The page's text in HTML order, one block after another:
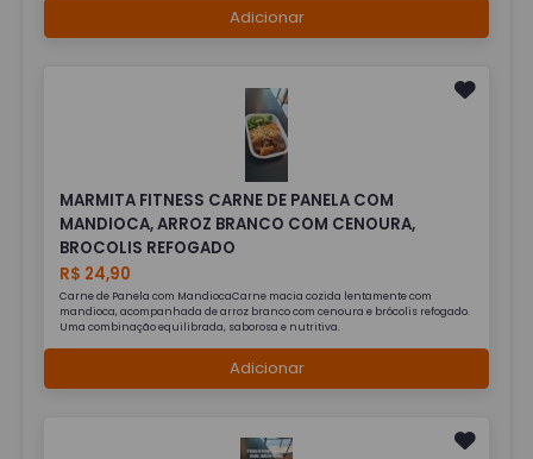
Adicionar
MARMITA FITNESS CARNE DE PANELA COM
MANDIOCA, ARROZ BRANCO COM CENOURA,
BROCOLIS REFOGADO
R$ 24,90
Carne de Panela com MandiocaCarne macia cozida lentamente com
mandioca, acompanhada de arroz branco com cenoura e brócolis refogado.
Uma combinação equilibrada, saborosa e nutritiva.
Adicionar